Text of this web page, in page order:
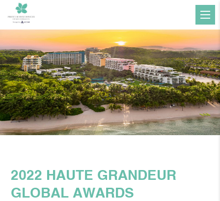
2022 HAUTE GRANDEUR
GLOBAL AWARDS